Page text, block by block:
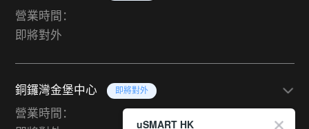
營業時間：
即將對外
銅鑼灣金堡中心 即將對外
營業時間：
uSMART HK